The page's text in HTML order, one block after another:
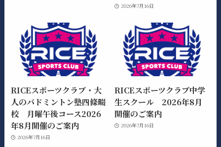
2026年7月16日
RICEスポーツクラブ・大
人のバドミントン塾四條畷
校 月曜午後コース2026
年8月開催のご案内
2026年7月16日
RICEスポーツクラブ中学
生スクール 2026年8月
開催のご案内
2026年7月16日